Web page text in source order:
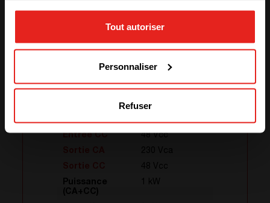
Tout autoriser
Personnaliser
Refuser
Sierra XC 10 – 48/230
Entrée CA
230 Vca
Entrée CC
48 Vcc
Puissance
1 kW
SOLUTIONS (NORTH AMERICA)